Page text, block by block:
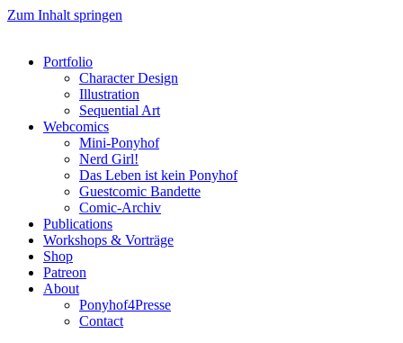
Zum Inhalt springen
Portfolio
Character Design
Illustration
Sequential Art
Webcomics
Mini-Ponyhof
Nerd Girl!
Das Leben ist kein Ponyhof
Guestcomic Bandette
Comic-Archiv
Publications
Workshops & Vorträge
Shop
Patreon
About
Ponyhof4Presse
Contact